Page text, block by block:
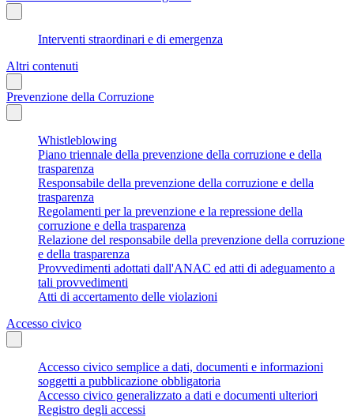
Interventi straordinari e di emergenza
Altri contenuti
Prevenzione della Corruzione
Whistleblowing
Piano triennale della prevenzione della corruzione e della
trasparenza
Responsabile della prevenzione della corruzione e della
trasparenza
Regolamenti per la prevenzione e la repressione della
corruzione e della trasparenza
Relazione del responsabile della prevenzione della corruzione
e della trasparenza
Provvedimenti adottati dall'ANAC ed atti di adeguamento a
tali provvedimenti
Atti di accertamento delle violazioni
Accesso civico
Accesso civico semplice a dati, documenti e informazioni
soggetti a pubblicazione obbligatoria
Accesso civico generalizzato a dati e documenti ulteriori
Registro degli accessi